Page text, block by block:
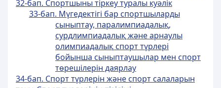
32-бап. Спортшыны тіркеу туралы куәлік
33-бап. Мүгедектігі бар спортшыларды
сыныптау, паралимпиадалық,
сурдлимпиадалық және арнаулы
олимпиадалық спорт түрлері
бойынша сыныптаушылар мен спорт
төрешілерін даярлау
34-бап. Спорт түрлерін және спорт салаларын